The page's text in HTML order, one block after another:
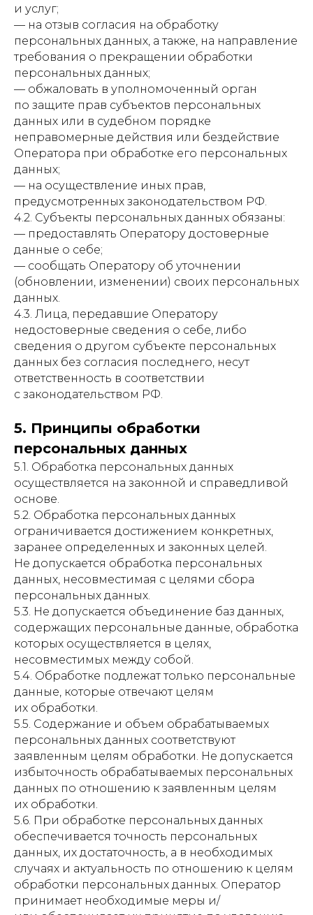
и услуг;
— на отзыв согласия на обработку
персональных данных, а также, на направление
требования о прекращении обработки
персональных данных;
— обжаловать в уполномоченный орган
по защите прав субъектов персональных
данных или в судебном порядке
неправомерные действия или бездействие
Оператора при обработке его персональных
данных;
— на осуществление иных прав,
предусмотренных законодательством РФ.
4.2. Субъекты персональных данных обязаны:
— предоставлять Оператору достоверные
данные о себе;
— сообщать Оператору об уточнении
(обновлении, изменении) своих персональных
данных.
4.3. Лица, передавшие Оператору
недостоверные сведения о себе, либо
сведения о другом субъекте персональных
данных без согласия последнего, несут
ответственность в соответствии
с законодательством РФ.
5. Принципы обработки
персональных данных
5.1. Обработка персональных данных
осуществляется на законной и справедливой
основе.
5.2. Обработка персональных данных
ограничивается достижением конкретных,
заранее определенных и законных целей.
Не допускается обработка персональных
данных, несовместимая с целями сбора
персональных данных.
5.3. Не допускается объединение баз данных,
содержащих персональные данные, обработка
которых осуществляется в целях,
несовместимых между собой.
5.4. Обработке подлежат только персональные
данные, которые отвечают целям
их обработки.
5.5. Содержание и объем обрабатываемых
персональных данных соответствуют
заявленным целям обработки. Не допускается
избыточность обрабатываемых персональных
данных по отношению к заявленным целям
их обработки.
5.6. При обработке персональных данных
обеспечивается точность персональных
данных, их достаточность, а в необходимых
случаях и актуальность по отношению к целям
обработки персональных данных. Оператор
принимает необходимые меры и/